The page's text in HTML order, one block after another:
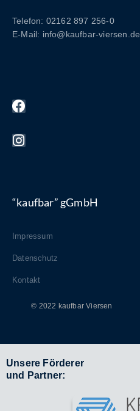
Telefon: 02162 897 256-0
E-Mail: info@kaufbar-viersen.de
“kaufbar” gGmbH
Impressum
Datenschutz
Kontakt
© 2022 kaufbar Viersen
Unsere Förderer
und Partner: